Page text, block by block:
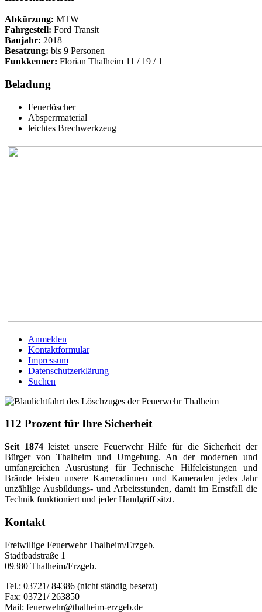
Abkürzung: MTW
Fahrgestell: Ford Transit
Baujahr: 2018
Besatzung: bis 9 Personen
Funkkenner: Florian Thalheim 11 / 19 / 1
Beladung
Feuerlöscher
Absperrmaterial
leichtes Brechwerkzeug
Anmelden
Kontaktformular
Impressum
Datenschutzerklärung
Suchen
112 Prozent für Ihre Sicherheit
Seit 1874leistet unsere Feuerwehr Hilfe für die Sicherheit der
Bürger von Thalheim und Umgebung. An der modernen und
umfangreichen Ausrüstung für Technische Hilfeleistungen und
Brände leisten unsere Kameradinnen und Kameraden jedes Jahr
unzählige Ausbildungs- und Arbeitsstunden, damit im Ernstfall die
Technik funktioniert und jeder Handgriff sitzt.
Kontakt
Freiwillige Feuerwehr Thalheim/Erzgeb.
Stadtbadstraße 1
09380 Thalheim/Erzgeb.
Tel.: 03721/ 84386 (nicht ständig besetzt)
Fax: 03721/ 263850
Mail: feuerwehr@thalheim-erzgeb.de